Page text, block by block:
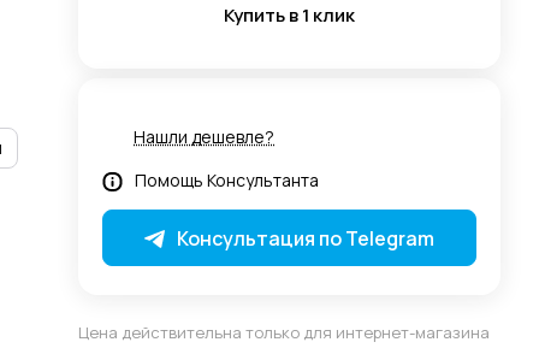
Купить в 1 клик
Нашли дешевле?
Помощь Консультанта
Консультация по Telegram
Цена действительна только для интернет-магазина